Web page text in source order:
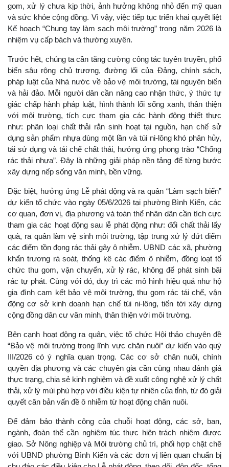
gom, xử lý chưa kịp thời, ảnh hưởng không nhỏ đến mỹ quan
và sức khỏe cộng đồng. Vì vậy, việc tiếp tục triển khai quyết liệt
Kế hoạch “Chung tay làm sạch môi trường” trong năm 2026 là
nhiệm vụ cấp bách và thường xuyên.
Trước hết, chúng ta cần tăng cường công tác tuyên truyền, phổ
biến sâu rộng chủ trương, đường lối của Đảng, chính sách,
pháp luật của Nhà nước về bảo vệ môi trường, tài nguyên biển
và hải đảo. Mỗi người dân cần nâng cao nhận thức, ý thức tự
giác chấp hành pháp luật, hình thành lối sống xanh, thân thiện
với môi trường, tích cực tham gia các hành động thiết thực
như: phân loại chất thải rắn sinh hoạt tại nguồn, hạn chế sử
dụng sản phẩm nhựa dùng một lần và túi ni-lông khó phân hủy,
tái sử dụng và tái chế chất thải, hưởng ứng phong trào “Chống
rác thải nhựa”. Đây là những giải pháp nền tảng để từng bước
xây dựng nếp sống văn minh, bền vững.
Đặc biệt, hưởng ứng Lễ phát động và ra quân “Làm sạch biển”
dự kiến tổ chức vào ngày 05/6/2026 tại phường Bình Kiến, các
cơ quan, đơn vị, địa phương và toàn thể nhân dân cần tích cực
tham gia các hoạt động sau lễ phát động như: đổi chất thải lấy
quà, ra quân làm vệ sinh môi trường, tập trung xử lý dứt điểm
các điểm tồn đọng rác thải gây ô nhiễm. UBND các xã, phường
khẩn trương rà soát, thống kê các điểm ô nhiễm, đồng loạt tổ
chức thu gom, vận chuyển, xử lý rác, không để phát sinh bãi
rác tự phát. Cùng với đó, duy trì các mô hình hiệu quả như hộ
gia đình cam kết bảo vệ môi trường, thu gom rác tái chế, vận
động cơ sở kinh doanh hạn chế túi ni-lông, tiến tới xây dựng
cộng đồng dân cư văn minh, thân thiện với môi trường.
Bên cạnh hoạt động ra quân, việc tổ chức Hội thảo chuyên đề
“Bảo vệ môi trường trong lĩnh vực chăn nuôi” dự kiến vào quý
III/2026 có ý nghĩa quan trọng. Các cơ sở chăn nuôi, chính
quyền địa phương và các chuyên gia cần cùng nhau đánh giá
thực trạng, chia sẻ kinh nghiệm và đề xuất công nghệ xử lý chất
thải, xử lý mùi phù hợp với điều kiện tự nhiên của tỉnh, từ đó giải
quyết căn bản vấn đề ô nhiễm từ hoạt động chăn nuôi.
Để đảm bảo thành công của chuỗi hoạt động, các sở, ban,
ngành, đoàn thể cần nghiêm túc thực hiện trách nhiệm được
giao. Sở Nông nghiệp và Môi trường chủ trì, phối hợp chặt chẽ
với UBND phường Bình Kiến và các đơn vị liên quan chuẩn bị